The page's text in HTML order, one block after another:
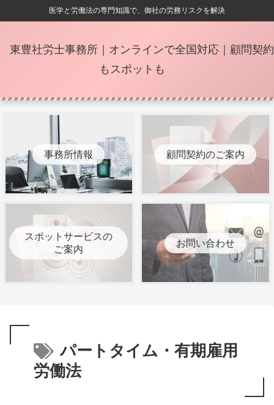
医学と労働法の専門知識で、御社の労務リスクを解決
東豊社労士事務所｜オンラインで全国対応｜顧問契約
もスポットも
事務所情報 顧問契約のご案内
スポットサービスの
ご案内
お問い合わせ
パートタイム・有期雇用
労働法